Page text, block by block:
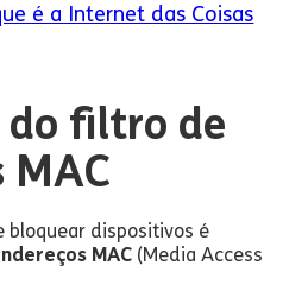
é a Internet das Coisas
filtro de
MAC
bloquear dispositivos é
MAC (Media Access